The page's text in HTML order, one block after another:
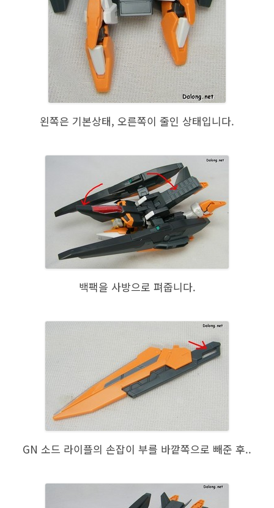
왼쪽은 기본상태, 오른쪽이 줄인 상태입니다.
백팩을 사방으로 펴줍니다.
GN 소드 라이플의 손잡이 부를 바깥쪽으로 빼준 후..